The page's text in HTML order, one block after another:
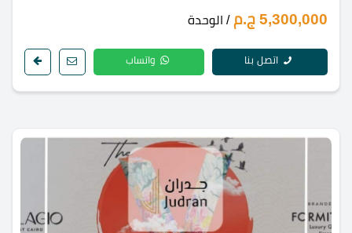
5,300,000 ج.م / الوحدة
اتصل بنا واتساب